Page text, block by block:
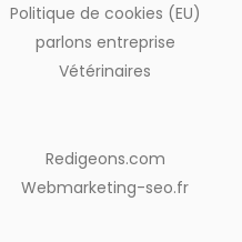
Politique de cookies (EU)
parlons entreprise
Vétérinaires
Redigeons.com
Webmarketing-seo.fr